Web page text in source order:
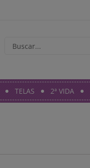
TELAS 2ª VIDA